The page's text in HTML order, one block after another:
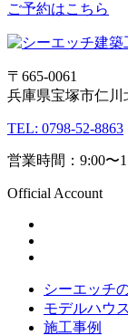
ご予約はこちら
〒665-0061
兵庫県宝塚市仁川
TEL: 0798-52-8863
営業時間：9:00〜
Official Account
シーエッチ
モデルハウス
施工事例